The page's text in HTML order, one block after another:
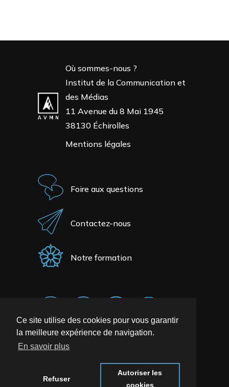
Ce site utilise des cookies pour vous garantir
la meilleure expérience de navigation.
En savoir plus
Refuser
Autoriser les
cookies
Où sommes-nous ?
Institut de la Communication et
des Médias
11 Avenue du 8 Mai 1945
38130 Échirolles
Mentions légales
Foire aux questions
Contactez-nous
Notre formation